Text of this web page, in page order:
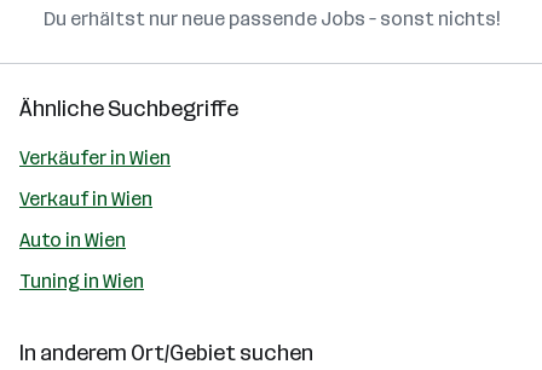
Du erhältst nur neue passende Jobs – sonst nichts!
Ähnliche Suchbegriffe
Verkäufer in Wien
Verkauf in Wien
Auto in Wien
Tuning in Wien
In anderem Ort/Gebiet suchen